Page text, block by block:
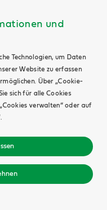
und
Technologien, um Daten
Website zu erfassen
Über „Cookie-
sich für alle Cookies
verwalten“ oder auf